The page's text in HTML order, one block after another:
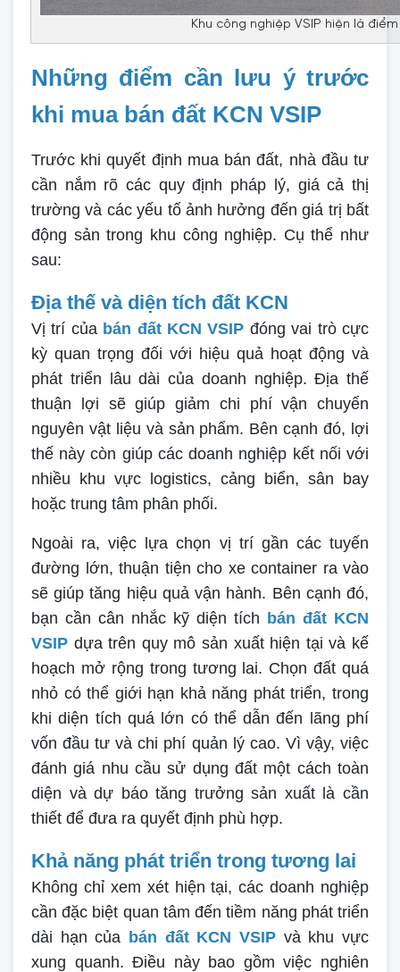
Khu công nghiệp VSIP hiện là
Những điểm cần lưu ý trước
khi mua bán đất KCN VSIP
Trước khi quyết định mua bán đất, nhà đầu tư
cần nắm rõ các quy định pháp lý, giá cả thị
trường và các yếu tố ảnh hưởng đến giá trị bất
động sản trong khu công nghiệp. Cụ thể như
sau:
Địa thế và diện tích đất KCN
Vị trí của bán đất KCN VSIP đóng vai trò cực
kỳ quan trọng đối với hiệu quả hoạt động và
phát triển lâu dài của doanh nghiệp. Địa thế
thuận lợi sẽ giúp giảm chi phí vận chuyển
nguyên vật liệu và sản phẩm. Bên cạnh đó, lợi
thế này còn giúp các doanh nghiệp kết nối với
nhiều khu vực logistics, cảng biển, sân bay
hoặc trung tâm phân phối.
Ngoài ra, việc lựa chọn vị trí gần các tuyến
đường lớn, thuận tiện cho xe container ra vào
sẽ giúp tăng hiệu quả vận hành. Bên cạnh đó,
bạn cần cân nhắc kỹ diện tích bán đất KCN
VSIP dựa trên quy mô sản xuất hiện tại và kế
hoạch mở rộng trong tương lai. Chọn đất quá
nhỏ có thể giới hạn khả năng phát triển, trong
khi diện tích quá lớn có thể dẫn đến lãng phí
vốn đầu tư và chi phí quản lý cao. Vì vậy, việc
đánh giá nhu cầu sử dụng đất một cách toàn
diện và dự báo tăng trưởng sản xuất là cần
thiết để đưa ra quyết định phù hợp.
Khả năng phát triển trong tương lai
Không chỉ xem xét hiện tại, các doanh nghiệp
cần đặc biệt quan tâm đến tiềm năng phát triển
dài hạn của bán đất KCN VSIP và khu vực
xung quanh. Điều này bao gồm việc nghiên